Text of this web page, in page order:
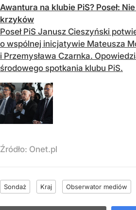
Awantura na klubie PiS? Poseł:
krzyków
Poseł PiS Janusz Cieszyński
o wspólnej inicjatywie Mateusza
i Przemysława Czarnka.
środowego spotkania klubu PiS.
Źródło: Onet.pl
Sondaż Kraj Obserwator mediów